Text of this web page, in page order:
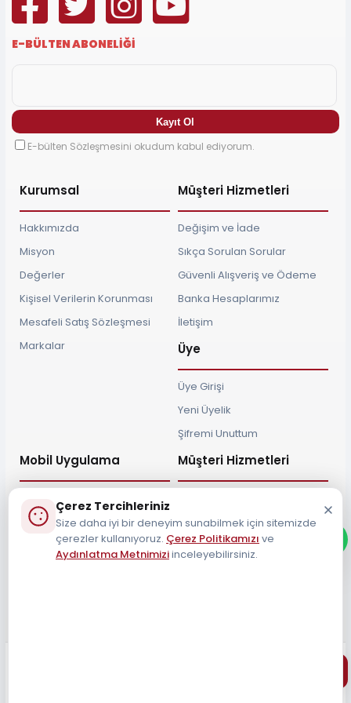
E-BÜLTEN ABONELİĞİ
E-bülten Sözleşmesini okudum kabul ediyorum.
Kurumsal
Hakkımızda
Misyon
Değerler
Kişisel Verilerin Korunması
Mesafeli Satış Sözleşmesi
Markalar
Müşteri Hizmetleri
Değişim ve İade
Sıkça Sorulan Sorular
Güvenli Alışveriş ve Ödeme
Banka Hesaplarımız
İletişim
Üye
Üye Girişi
Yeni Üyelik
Şifremi Unuttum
Mobil Uygulama Müşteri Hizmetleri
Müşteri Destek Hattı
Çerez Tercihleriniz
Size daha iyi bir deneyim sunabilmek için sitemizde
çerezler kullanıyoruz. Çerez Politikamızı ve
Aydınlatma Metnimiziinceleyebilirsiniz.